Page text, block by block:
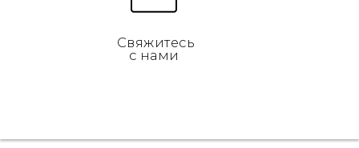
Свяжитесь
с нами